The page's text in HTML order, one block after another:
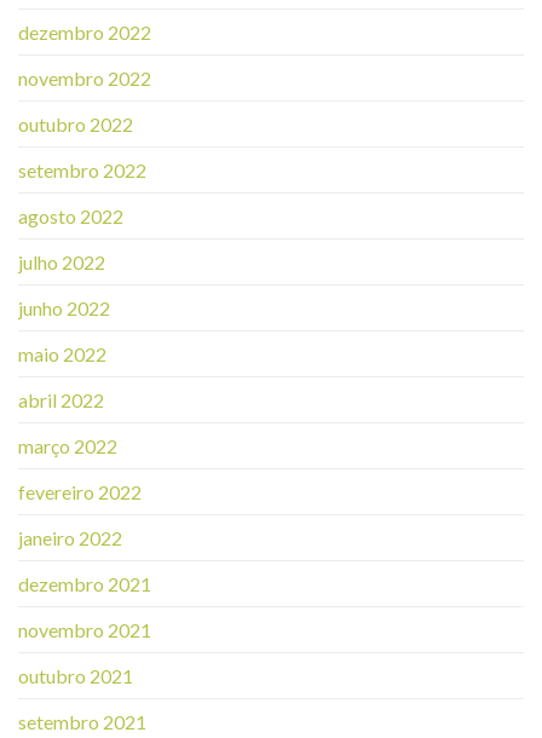
dezembro 2022
novembro 2022
outubro 2022
setembro 2022
agosto 2022
julho 2022
junho 2022
maio 2022
abril 2022
março 2022
fevereiro 2022
janeiro 2022
dezembro 2021
novembro 2021
outubro 2021
setembro 2021